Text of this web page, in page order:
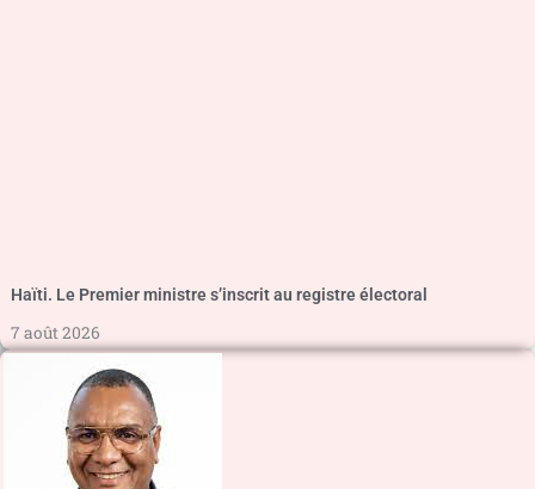
Haïti. Le Premier ministre s’inscrit au registre électoral
7 août 2026